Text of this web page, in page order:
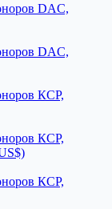
DAC,
DAC,
КСР,
КСР,
КСР,